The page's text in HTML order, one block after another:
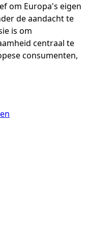
om Europa's eigen
de aandacht te
is om
centraal te
consumenten,